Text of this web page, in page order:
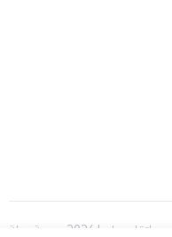
صنع بإتقان على | 2026 منصة سلة